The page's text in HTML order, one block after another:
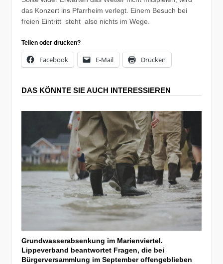
das Konzert ins Pfarrheim verlegt. Einem Besuch bei
freien Eintritt steht also nichts im Wege.
Teilen oder drucken?
Facebook E-Mail Drucken
DAS KÖNNTE SIE AUCH INTERESSIEREN
Grundwasserabsenkung im Marienviertel.
Lippeverband beantwortet Fragen, die bei
Bürgerversammlung im September offengeblieben